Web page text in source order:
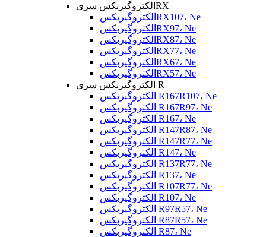
الکتروگیربکس سریRX
الکتروگیربکسRX107، Ne
الکتروگیربکسRX97، Ne
الکتروگیربکسRX87، Ne
الکتروگیربکسRX77، Ne
الکتروگیربکسRX67، Ne
الکتروگیربکسRX57، Ne
الکتروگیربکس سری R
الکتروگیربکس R167R107، Ne
الکتروگیربکس R167R97، Ne
الکتروگیربکس R167، Ne
الکتروگیربکس R147R87، Ne
الکتروگیربکس R147R77، Ne
الکتروگیربکس R147، Ne
الکتروگیربکس R137R77، Ne
الکتروگیربکس R137، Ne
الکتروگیربکس R107R77، Ne
الکتروگیربکس R107، Ne
الکتروگیربکس R97R57، Ne
الکتروگیربکس R87R57، Ne
الکتروگیربکس R87، Ne